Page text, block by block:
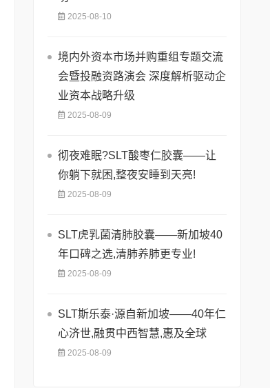
2025-08-10
境内外资本市场并购重组专题交流
会暨投融资路演会 深度解析驱动企
业资本战略升级
2025-08-09
彻夜难眠?SLT酸枣仁胶囊——让
你躺下就困,整夜安睡到天亮!
2025-08-09
SLT虎乳菌清肺胶囊——新加坡40
年口碑之选,清肺养肺更专业!
2025-08-09
SLT斯乐泰·源自新加坡——40年仁
心济世,融贯中西智慧,惠及全球
2025-08-09